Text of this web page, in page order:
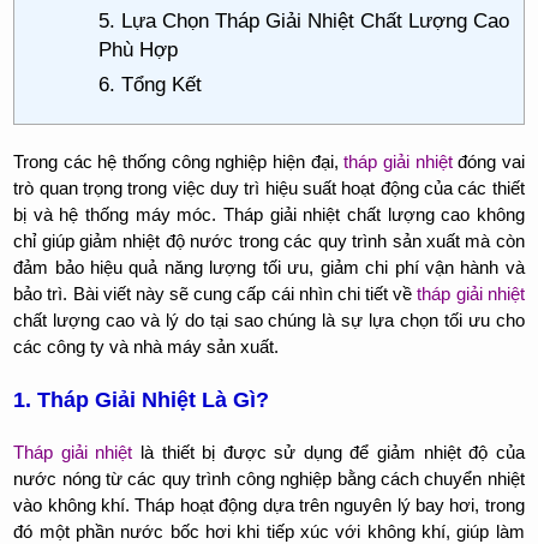
5. Lựa Chọn Tháp Giải Nhiệt Chất Lượng Cao
Phù Hợp
6. Tổng Kết
Trong các hệ thống công nghiệp hiện đại,tháp giải nhiệtđóng vai
trò quan trọng trong việc duy trì hiệu suất hoạt động của các thiết
bị và hệ thống máy móc. Tháp giải nhiệt chất lượng cao không
chỉ giúp giảm nhiệt độ nước trong các quy trình sản xuất mà còn
đảm bảo hiệu quả năng lượng tối ưu, giảm chi phí vận hành và
bảo trì. Bài viết này sẽ cung cấp cái nhìn chi tiết vềtháp giải nhiệt
chất lượng cao và lý do tại sao chúng là sự lựa chọn tối ưu cho
các công ty và nhà máy sản xuất.
1. Tháp Giải Nhiệt Là Gì?
Tháp giải nhiệt là thiết bị được sử dụng để giảm nhiệt độ của
nước nóng từ các quy trình công nghiệp bằng cách chuyển nhiệt
vào không khí. Tháp hoạt động dựa trên nguyên lý bay hơi, trong
đó một phần nước bốc hơi khi tiếp xúc với không khí, giúp làm